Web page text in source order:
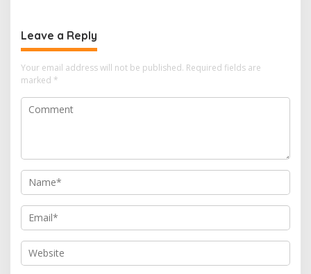
Leave a Reply
Your email address will not be published. Required fields are
marked *